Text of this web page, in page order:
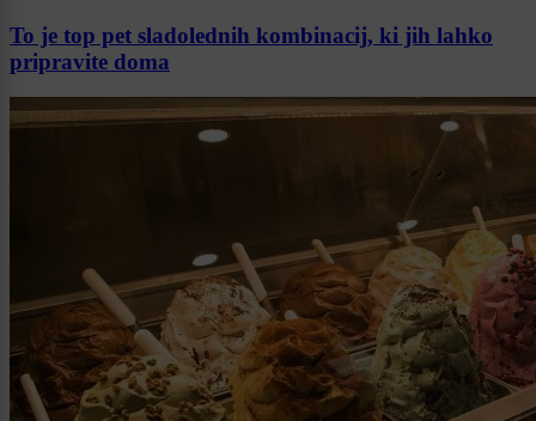
To je top pet sladolednih kombinacij, ki jih lahko
pripravite doma